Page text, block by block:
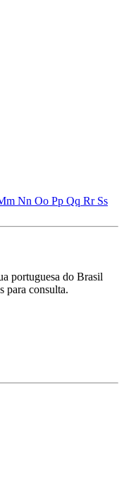
Nn Oo Pp Qq Rr Ss
portuguesa do Brasil
para consulta.